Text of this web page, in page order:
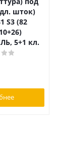
шток)
S3 (82
5+1 кл.